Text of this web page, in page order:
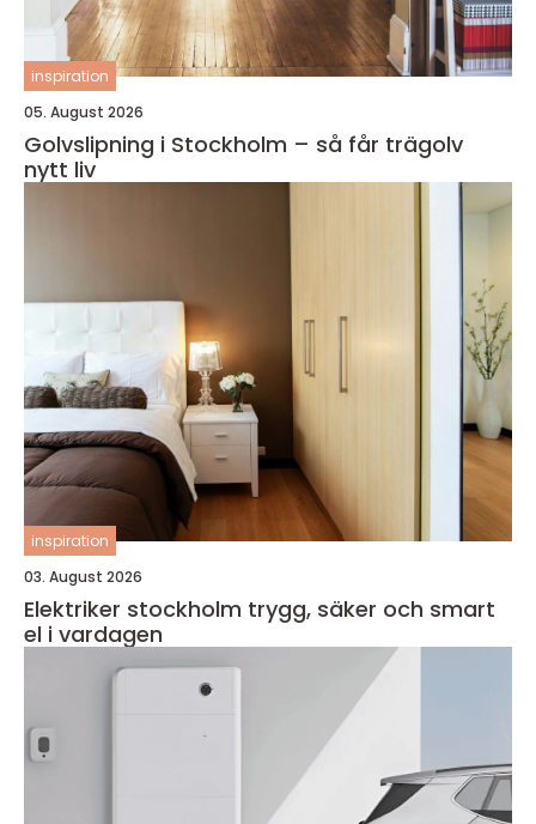
inspiration
05. August 2026
Golvslipning i Stockholm – så får trägolv
nytt liv
inspiration
03. August 2026
Elektriker stockholm trygg, säker och smart
el i vardagen